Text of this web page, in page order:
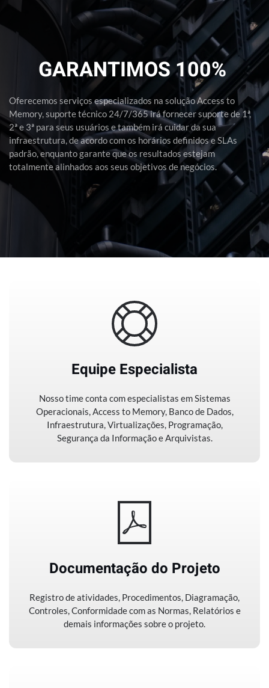
GARANTIMOS 100%
Oferecemos serviços especializados na solução Access to
Memory, suporte técnico 24/7/365 irá fornecer suporte de 1ª,
2ª e 3ª para seus usuários e também irá cuidar da sua
infraestrutura, de acordo com os horários definidos e SLAs
padrão, enquanto garante que os resultados estejam
totalmente alinhados aos seus objetivos de negócios.
Equipe Especialista
Nosso time conta com especialistas em Sistemas
Operacionais, Access to Memory, Banco de Dados,
Infraestrutura, Virtualizações, Programação,
Segurança da Informação e Arquivistas.
Documentação do Projeto
Registro de atividades, Procedimentos, Diagramação,
Controles, Conformidade com as Normas, Relatórios e
demais informações sobre o projeto.